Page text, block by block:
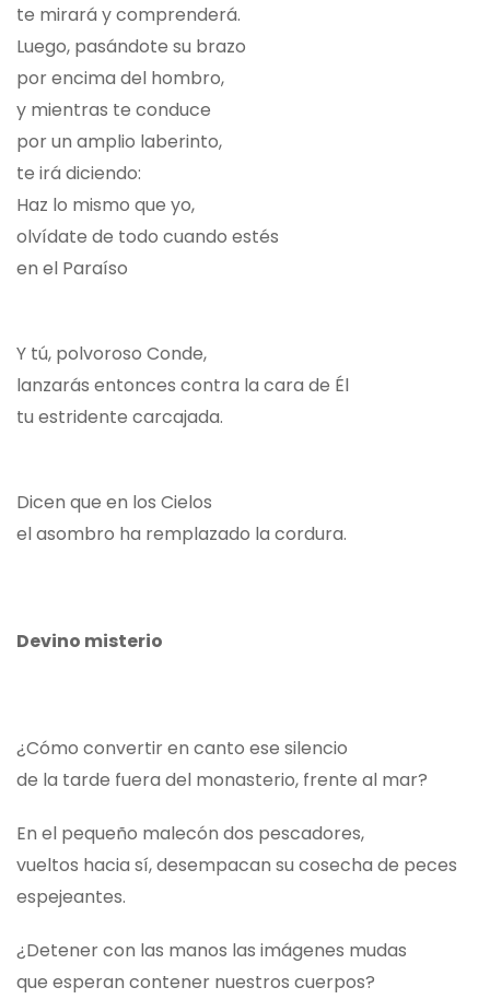
te mirará y comprenderá.
Luego, pasándote su brazo
por encima del hombro,
y mientras te conduce
por un amplio laberinto,
te irá diciendo:
Haz lo mismo que yo,
olvídate de todo cuando estés
en el Paraíso
Y tú, polvoroso Conde,
lanzarás entonces contra la cara de Él
tu estridente carcajada.
Dicen que en los Cielos
el asombro ha remplazado la cordura.
Devino misterio
¿Cómo convertir en canto ese silencio
de la tarde fuera del monasterio, frente al mar?
En el pequeño malecón dos pescadores,
vueltos hacia sí, desempacan su cosecha de peces
espejeantes.
¿Detener con las manos las imágenes mudas
que esperan contener nuestros cuerpos?